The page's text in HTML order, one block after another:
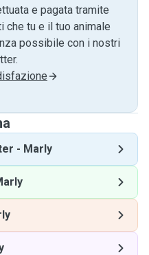
e pagata tramite
che tu e il tuo animale
possibile con i nostri
- Marly